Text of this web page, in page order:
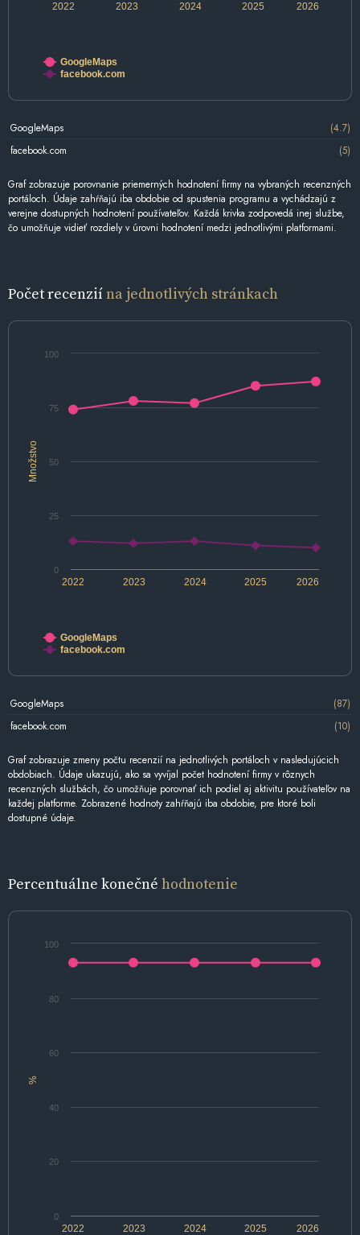
2022 2024 2026
2023 2025
GoogleMaps
facebook.com
GoogleMaps
(4.7)
facebook.com
(5)
Graf zobrazuje porovnanie priemerných hodnotení firmy na vybraných recenzných
portáloch. Údaje zahŕňajú iba obdobie od spustenia programu a vychádzajú z
verejne dostupných hodnotení používateľov. Každá krivka zodpovedá inej službe,
čo umožňuje vidieť rozdiely v úrovni hodnotení medzi jednotlivými platformami.
Počet recenziína jednotlivých stránkach
Množstvo
2022 2024 2026
2023 2025
0
100
25
50
75
GoogleMaps
facebook.com
GoogleMaps
(87)
facebook.com
(10)
Graf zobrazuje zmeny počtu recenzií na jednotlivých portáloch v nasledujúcich
obdobiach. Údaje ukazujú, ako sa vyvíjal počet hodnotení firmy v rôznych
recenzných službách, čo umožňuje porovnať ich podiel aj aktivitu používateľov na
každej platforme. Zobrazené hodnoty zahŕňajú iba obdobie, pre ktoré boli
dostupné údaje.
Percentuálne konečné hodnotenie
%
2022 2024 2026
2023 2025
0
20
40
60
80
100